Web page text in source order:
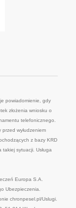
powiadomienie, gdy
złożenia wniosku o
telefonicznego.
przed wyłudzeniem
z bazy KRD
sytuacji. Usługa
Europa S.A.
Ubezpieczenia.
chronpesel.pl/Uslugi.